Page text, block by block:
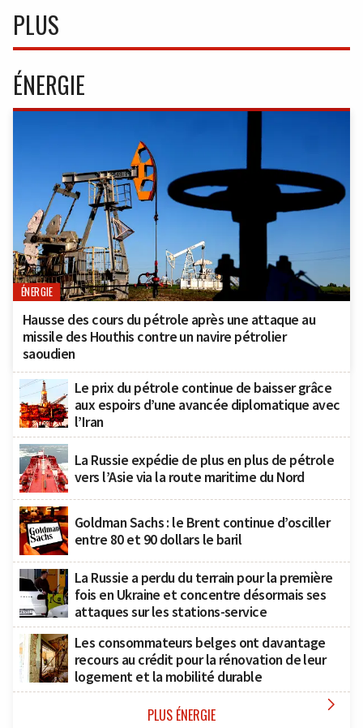
PLUS
ÉNERGIE
ÉNERGIE
Hausse des cours du pétrole après une attaque au
missile des Houthis contre un navire pétrolier
saoudien
Le prix du pétrole continue de baisser grâce
aux espoirs d’une avancée diplomatique avec
l’Iran
La Russie expédie de plus en plus de pétrole
vers l’Asie via la route maritime du Nord
Goldman Sachs : le Brent continue d’osciller
entre 80 et 90 dollars le baril
La Russie a perdu du terrain pour la première
fois en Ukraine et concentre désormais ses
attaques sur les stations-service
Les consommateurs belges ont davantage
recours au crédit pour la rénovation de leur
logement et la mobilité durable
PLUS ÉNERGIE 